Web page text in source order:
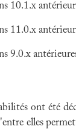
10.1.x
11.0.x
9.0.x
ont été
elles